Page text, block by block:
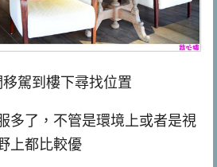
駕到樓下尋找位置
多了，不管是環境上或者是視
上都比較優